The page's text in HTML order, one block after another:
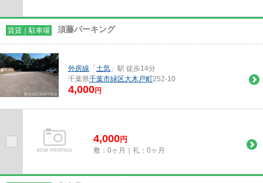
賃貸｜駐車場 須藤パーキング
外房線 「 土気 」駅 徒歩14分
千葉県千葉市緑区大木戸町252-10
4,000円
4,000円
敷：0ヶ月｜礼：0ヶ月